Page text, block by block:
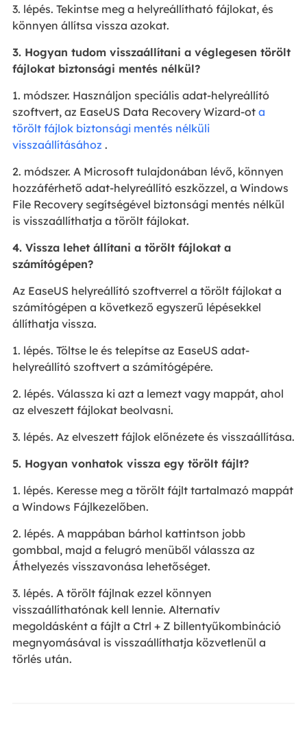
3. lépés. Tekintse meg a helyreállítható fájlokat, és
könnyen állítsa vissza azokat.
3. Hogyan tudom visszaállítani a véglegesen törölt
fájlokat biztonsági mentés nélkül?
1. módszer. Használjon speciális adat-helyreállító
szoftvert, az EaseUS Data Recovery Wizard-ot a
törölt fájlok biztonsági mentés nélküli
visszaállításához .
2. módszer. A Microsoft tulajdonában lévő, könnyen
hozzáférhető adat-helyreállító eszközzel, a Windows
File Recovery segítségével biztonsági mentés nélkül
is visszaállíthatja a törölt fájlokat.
4. Vissza lehet állítani a törölt fájlokat a
számítógépen?
Az EaseUS helyreállító szoftverrel a törölt fájlokat a
számítógépen a következő egyszerű lépésekkel
állíthatja vissza.
1. lépés. Töltse le és telepítse az EaseUS adat-
helyreállító szoftvert a számítógépére.
2. lépés. Válassza ki azt a lemezt vagy mappát, ahol
az elveszett fájlokat beolvasni.
3. lépés. Az elveszett fájlok előnézete és visszaállítása.
5. Hogyan vonhatok vissza egy törölt fájlt?
1. lépés. Keresse meg a törölt fájlt tartalmazó mappát
a Windows Fájlkezelőben.
2. lépés. A mappában bárhol kattintson jobb
gombbal, majd a felugró menüből válassza az
Áthelyezés visszavonása lehetőséget.
3. lépés. A törölt fájlnak ezzel könnyen
visszaállíthatónak kell lennie. Alternatív
megoldásként a fájlt a Ctrl + Z billentyűkombináció
megnyomásával is visszaállíthatja közvetlenül a
törlés után.